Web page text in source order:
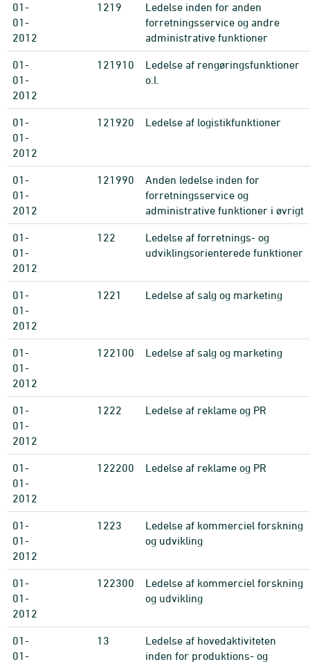
01-
01-
2012
1219
Ledelse inden for anden
forretningsservice og andre
administrative funktioner
01-
01-
2012
121910
Ledelse af rengøringsfunktioner
o.l.
01-
01-
2012
121920 Ledelse af logistikfunktioner
01-
01-
2012
121990
Anden ledelse inden for
forretningsservice og
administrative funktioner i øvrigt
01-
01-
2012
122
Ledelse af forretnings- og
udviklingsorienterede funktioner
01-
01-
2012
1221 Ledelse af salg og marketing
01-
01-
2012
122100 Ledelse af salg og marketing
01-
01-
2012
1222 Ledelse af reklame og PR
01-
01-
2012
122200 Ledelse af reklame og PR
01-
01-
2012
1223
Ledelse af kommerciel forskning
og udvikling
01-
01-
2012
122300
Ledelse af kommerciel forskning
og udvikling
01-
01-
13
Ledelse af hovedaktiviteten
inden for produktions- og